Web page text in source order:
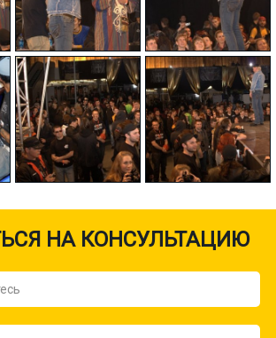
НА КОНСУЛЬТАЦИЮ